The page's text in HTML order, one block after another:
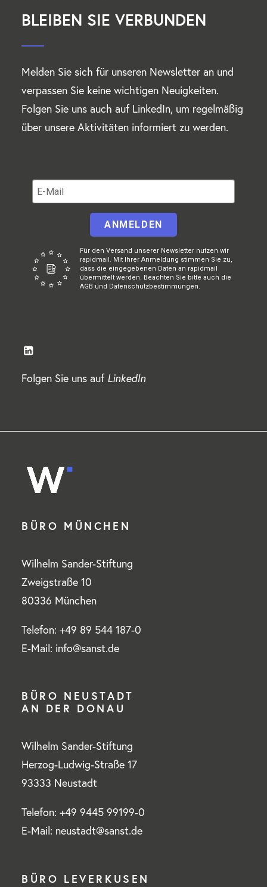
BLEIBEN SIE VERBUNDEN
Melden Sie sich für unseren Newsletter an und
verpassen Sie keine wichtigen Neuigkeiten.
Folgen Sie uns auch auf LinkedIn, um regelmäßig
über unsere Aktivitäten informiert zu werden.
ANMELDEN
Für den Versand unserer Newsletter nutzen wir
rapidmail. Mit Ihrer Anmeldung stimmen Sie zu,
dass die eingegebenen Daten an rapidmail
übermittelt werden. Beachten Sie bitte auch die
AGB und Datenschutzbestimmungen.
Folgen Sie uns auf LinkedIn
BÜRO MÜNCHEN
Wilhelm Sander-Stiftung
Zweigstraße 10
80336 München
Telefon: +49 89 544 187-0
E-Mail: info@sanst.de
BÜRO NEUSTADT
AN DER DONAU
Wilhelm Sander-Stiftung
Herzog-Ludwig-Straße 17
93333 Neustadt
Telefon: +49 9445 99199-0
E-Mail: neustadt@sanst.de
BÜRO LEVERKUSEN